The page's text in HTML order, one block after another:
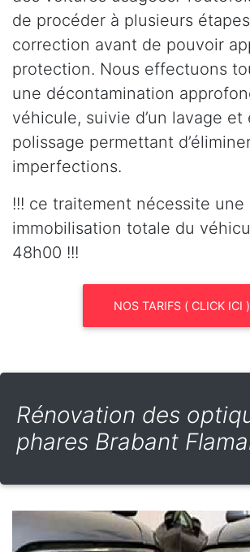
de procéder à plusieurs
correction avant de pouvoir
protection. Nous effectuons
une décontamination
véhicule, suivie d’un lavage et
polissage permettant
imperfections.
!!! ce traitement nécessite une
immobilisation totale du
48h00 !!!
NOS TARIFS ( CLICK ICI )
Rénovation des
phares Brabant